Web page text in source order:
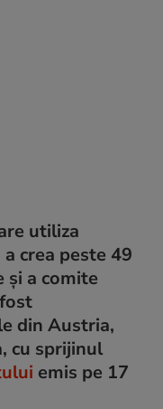
utiliza
crea peste 49
și a comite
din Austria,
cu sprijinul
emis pe 17